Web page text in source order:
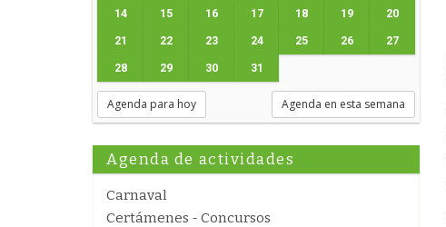
14 15 16 17 18 19 20
21 22 23 24 25 26 27
28 29 30 31
Agenda para hoy Agenda en esta semana
Agenda de actividades
Carnaval
Certámenes - Concursos